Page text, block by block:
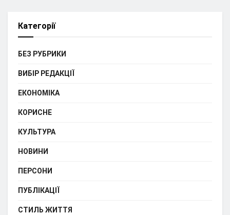
Категорії
БЕЗ РУБРИКИ
ВИБІР РЕДАКЦІЇ
ЕКОНОМІКА
КОРИСНЕ
КУЛЬТУРА
НОВИНИ
ПЕРСОНИ
ПУБЛІКАЦІЇ
СТИЛЬ ЖИТТЯ